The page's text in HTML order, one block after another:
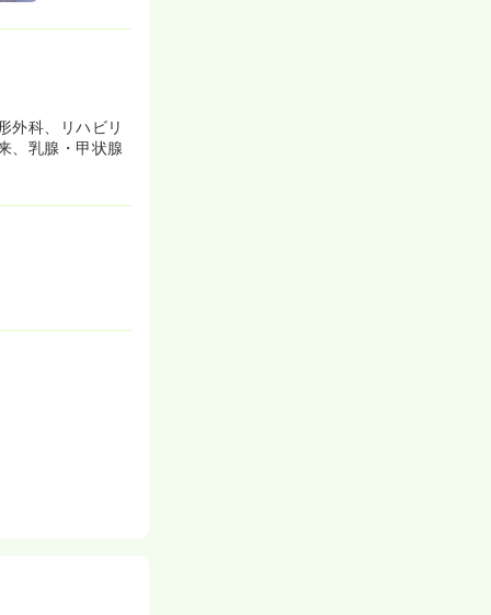
外科、リハビリ
、乳腺・甲状腺